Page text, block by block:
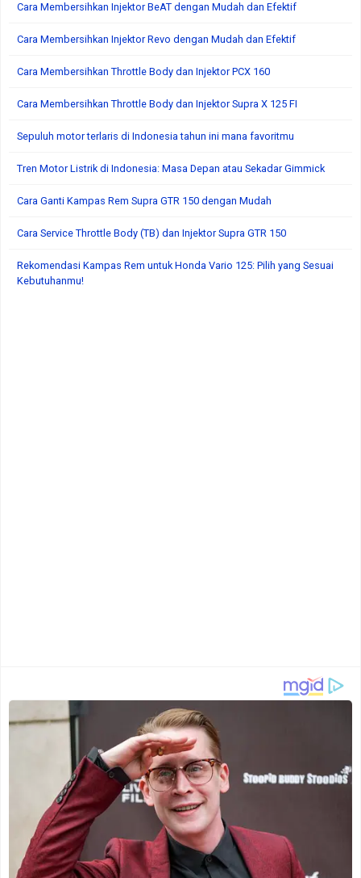
Cara Membersihkan Injektor BeAT dengan Mudah dan Efektif
Cara Membersihkan Injektor Revo dengan Mudah dan Efektif
Cara Membersihkan Throttle Body dan Injektor PCX 160
Cara Membersihkan Throttle Body dan Injektor Supra X 125 FI
Sepuluh motor terlaris di Indonesia tahun ini mana favoritmu
Tren Motor Listrik di Indonesia: Masa Depan atau Sekadar Gimmick
Cara Ganti Kampas Rem Supra GTR 150 dengan Mudah
Cara Service Throttle Body (TB) dan Injektor Supra GTR 150
Rekomendasi Kampas Rem untuk Honda Vario 125: Pilih yang Sesuai
Kebutuhanmu!